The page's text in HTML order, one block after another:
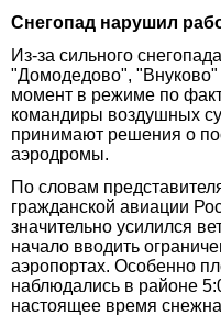
Снегопад нарушил
Из-за сильного
"Домодедово",
момент в режиме по
командиры воздушных
принимают решения о
аэродромы.
По словам
гражданской авиации
значительно усилился
начало вводить
аэропортах. Особенно
наблюдались в районе
настоящее время